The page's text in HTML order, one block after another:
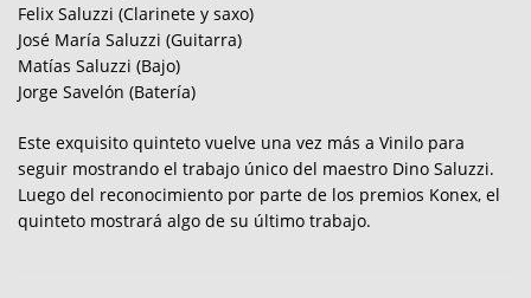
Felix Saluzzi (Clarinete y saxo)
José María Saluzzi (Guitarra)
Matías Saluzzi (Bajo)
Jorge Savelón (Batería)
Este exquisito quinteto vuelve una vez más a Vinilo para
seguir mostrando el trabajo único del maestro Dino Saluzzi.
Luego del reconocimiento por parte de los premios Konex, el
quinteto mostrará algo de su último trabajo.